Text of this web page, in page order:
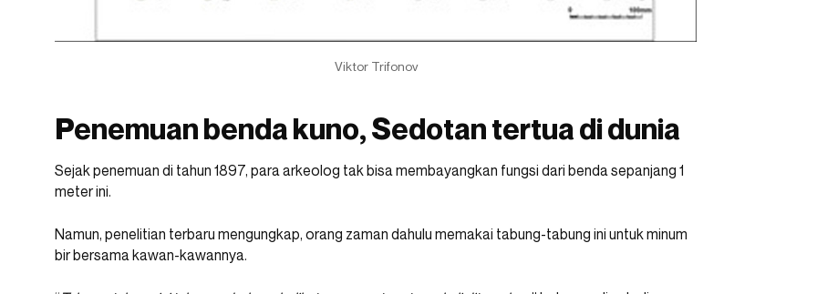
Viktor Trifonov
Penemuan benda kuno, Sedotan tertua di dunia
Sejak penemuan di tahun 1897, para arkeolog tak bisa membayangkan fungsi dari benda sepanjang 1
meter ini.
Namun, penelitian terbaru mengungkap, orang zaman dahulu memakai tabung-tabung ini untuk minum
bir bersama kawan-kawannya.